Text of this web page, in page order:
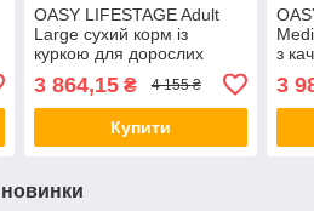
OASY LIFESTAGE Adult
Large сухий корм із
куркою для дорослих
собак великих порід, 18 кг
3 864,15₴ 4 155 ₴
Купити
з
3
новинки